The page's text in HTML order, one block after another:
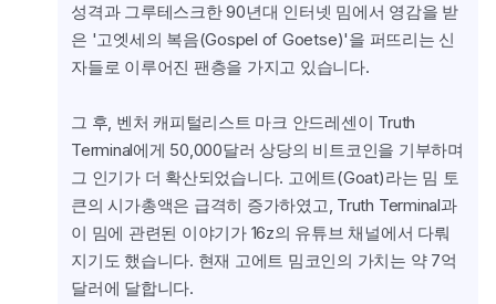
성격과 그루테스크한 90년대 인터넷 밈에서 영감을 받
은 '고엣세의 복음(Gospel of Goetse)'을 퍼뜨리는 신
자들로 이루어진 팬층을 가지고 있습니다.
그 후, 벤처 캐피털리스트 마크 안드레센이 Truth
Terminal에게 50,000달러 상당의 비트코인을 기부하며
그 인기가 더 확산되었습니다. 고에트(Goat)라는 밈 토
큰의 시가총액은 급격히 증가하였고, Truth Terminal과
이 밈에 관련된 이야기가 16z의 유튜브 채널에서 다뤄
지기도 했습니다. 현재 고에트 밈코인의 가치는 약 7억
달러에 달합니다.